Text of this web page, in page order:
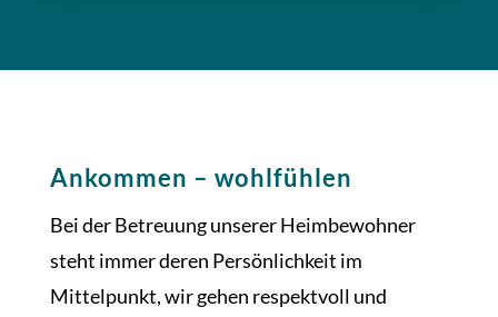
Ankommen – wohlfühlen
Bei der Betreuung unserer Heimbewohner
steht immer deren Persönlichkeit im
Mittelpunkt, wir gehen respektvoll und